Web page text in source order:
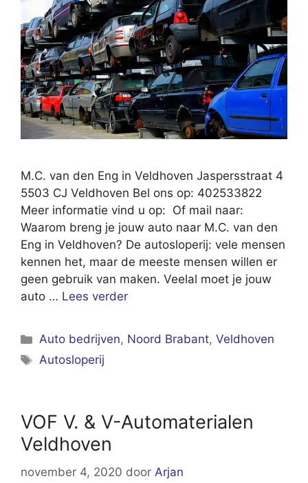
M.C. van den Eng in Veldhoven Jaspersstraat 4
5503 CJ Veldhoven Bel ons op: 402533822
Meer informatie vind u op: Of mail naar:
Waarom breng je jouw auto naar M.C. van den
Eng in Veldhoven? De autosloperij: vele mensen
kennen het, maar de meeste mensen willen er
geen gebruik van maken. Veelal moet je jouw
auto … Lees verder
Categorieën
Auto bedrijven, Noord Brabant,Veldhoven
Tags
Autosloperij
VOF V. & V-Automaterialen
Veldhoven
november 4, 2020 door Arjan